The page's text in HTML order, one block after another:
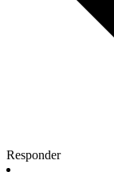
Responder